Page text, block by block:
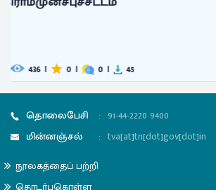
300 | 0 | 0 |
தொலைபேசி : 91-44-2220 9400
மின்னஞ்சல்
: tva[at]tn[dot]gov[dot]in
நூலகத்தைப் பற்றி